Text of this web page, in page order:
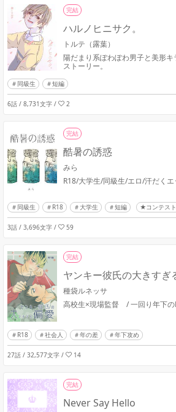
完結
ハルノヒニサク。
トルテ（露葉）
陽だまり系ぽわぽわ男子と美形
ストーリー。
同級生 短編
6話 / 8,731文字 / 2
完結
酷暑の誘惑
みら
R18/大学生/同級生/エロ/汗だくエ
同級生 R18 大学生 短編 ★コンテスト
3話 / 3,696文字 / 59
完結
ヤンキー彼氏の大きすぎ
種袋ルネッサ
高校生×現場監督 / 一回り年下の
R18 社会人 年の差 年下攻め
27話 / 32,577文字 / 14
完結
Never Say Hello